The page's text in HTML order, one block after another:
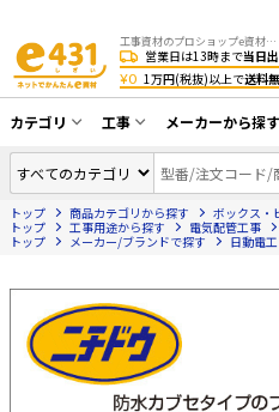
工事資材のプロショップe資材 CATV・アンテナ・防犯・光・LAN・電気・空調工事など
営業日は13時まで当日
¥0 1万円(税抜)以上で送料
カテゴリ
同軸ケーブル／テレビ用接栓／
アンテナ・取付金具・ブースター
部材類
防犯工事関連
HDMIケーブル・周辺機器／RCA
電話線／コネクタ／アダプタ
工事
CATV・アンテナ工
光工事・FTTH工事
LAN配線工事
電話工事
メーカーから探す
トップ 商品カテゴリから探す ボックス・
トップ
工事用途から探す 電気配管工事
トップ
メーカー/ブランドで探す 日動電工